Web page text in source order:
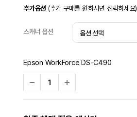
추가옵션 (추가 구매를 원하시면 선택하세요)
스캐너 옵션
Epson WorkForce DS-C490